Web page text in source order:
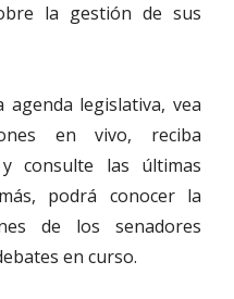
la gestión de sus
legislativa, vea
en vivo, reciba
consulte las últimas
podrá conocer la
de los senadores
en curso.